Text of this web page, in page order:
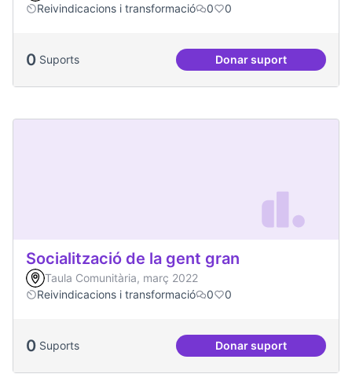
Reivindicacions i transformació
0 0
0 Suports Donar suportSoledat i aïllament
Socialització de la gent gran
Taula Comunitària, març 2022
Reivindicacions i transformació
0 0
0 Suports Donar suportSocialització de la